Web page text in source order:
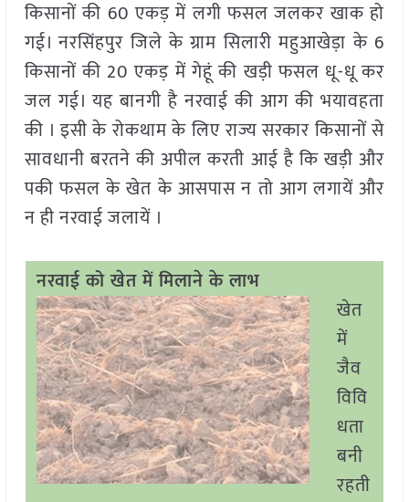
किसानों की 60 एकड़ में लगी फसल जलकर खाक हो
गई। नरसिंहपुर जिले के ग्राम सिलारी महुआखेड़ा के 6
किसानों की 20 एकड़ में गेहूं की खड़ी फसल धू-धू कर
जल गई। यह बानगी है नरवाई की आग की भयावहता
की । इसी के रोकथाम के लिए राज्य सरकार किसानों से
सावधानी बरतने की अपील करती आई है कि खड़ी और
पकी फसल के खेत के आसपास न तो आग लगायें और
न ही नरवाई जलायें ।
नरवाई को खेत में मिलाने के लाभ
खेत
में
जैव
विवि
धता
बनी
रहती